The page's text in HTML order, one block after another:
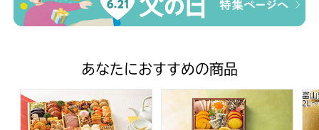
あなたにおすすめの商品
トップバリュ 和洋中特大二段重「饗宴」(きょうえん)【4
トップバリュ 和風三段重「富